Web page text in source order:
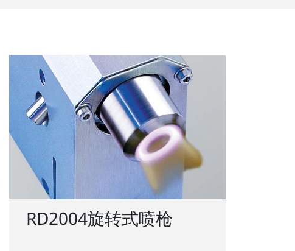
RD2004旋转式喷枪